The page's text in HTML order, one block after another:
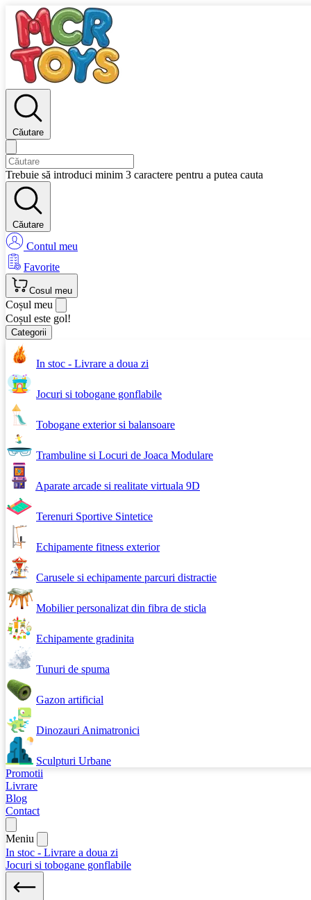
Căutare
Trebuie să introduci minim 3 caractere pentru a putea cauta
Căutare
Contul meu
Favorite
Cosul meu
Coșul meu
Coșul este gol!
Categorii
In stoc - Livrare a doua zi
Jocuri si tobogane gonflabile
Tobogane exterior si balansoare
Trambuline si Locuri de Joaca Modulare
Aparate arcade si realitate virtuala 9D
Terenuri Sportive Sintetice
Echipamente fitness exterior
Carusele si echipamente parcuri distractie
Mobilier personalizat din fibra de sticla
Echipamente gradinita
Tunuri de spuma
Gazon artificial
Dinozauri Animatronici
Sculpturi Urbane
Promotii
Livrare
Blog
Contact
Meniu
In stoc - Livrare a doua zi
Jocuri si tobogane gonflabile